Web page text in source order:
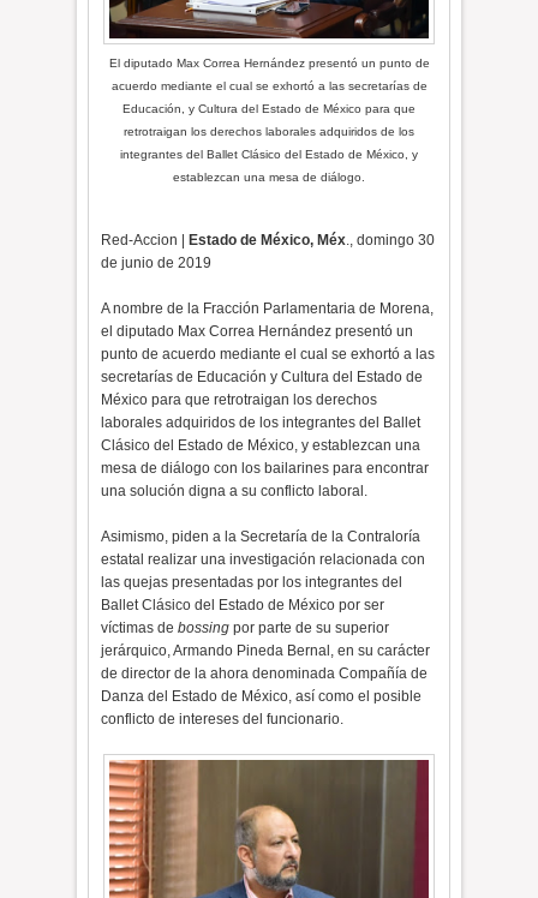
El diputado Max Correa Hernández presentó un punto de
acuerdo mediante el cual se exhortó a las secretarías de
Educación, y Cultura del Estado de México para que
retrotraigan los derechos laborales adquiridos de los
integrantes del Ballet Clásico del Estado de México, y
establezcan una mesa de diálogo.
Red-Accion | Estado de México, Méx., domingo 30
de junio de 2019
A nombre de la Fracción Parlamentaria de Morena,
el diputado Max Correa Hernández presentó un
punto de acuerdo mediante el cual se exhortó a las
secretarías de Educación y Cultura del Estado de
México para que retrotraigan los derechos
laborales adquiridos de los integrantes del Ballet
Clásico del Estado de México, y establezcan una
mesa de diálogo con los bailarines para encontrar
una solución digna a su conflicto laboral.
Asimismo, piden a la Secretaría de la Contraloría
estatal realizar una investigación relacionada con
las quejas presentadas por los integrantes del
Ballet Clásico del Estado de México por ser
víctimas debossing por parte de su superior
jerárquico, Armando Pineda Bernal, en su carácter
de director de la ahora denominada Compañía de
Danza del Estado de México, así como el posible
conflicto de intereses del funcionario.